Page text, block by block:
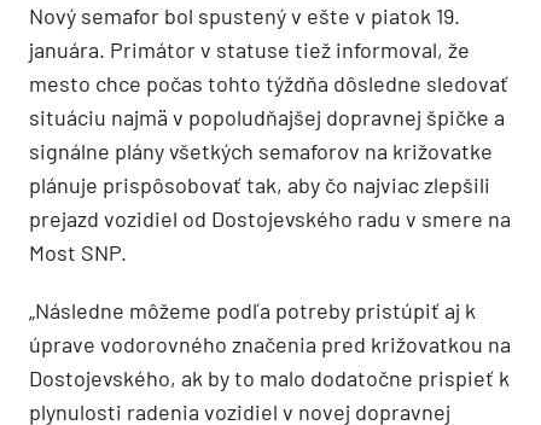
Nový semafor bol spustený v ešte v piatok 19.
januára. Primátor v statuse tiež informoval, že
mesto chce počas tohto týždňa dôsledne sledovať
situáciu najmä v popoludňajšej dopravnej špičke a
signálne plány všetkých semaforov na križovatke
plánuje prispôsobovať tak, aby čo najviac zlepšili
prejazd vozidiel od Dostojevského radu v smere na
Most SNP.
„Následne môžeme podľa potreby pristúpiť aj k
úprave vodorovného značenia pred križovatkou na
Dostojevského, ak by to malo dodatočne prispieť k
plynulosti radenia vozidiel v novej dopravnej